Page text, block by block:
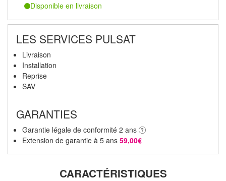
Disponible en livraison
LES SERVICES PULSAT
Livraison
Installation
Reprise
SAV
GARANTIES
Garantie légale de conformité 2 ans
Extension de garantie à 5 ans 59,00€
CARACTÉRISTIQUES